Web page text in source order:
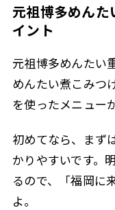
元祖博多めん
イント
元祖博多めんたい
めんたい煮こみつ
を使ったメニュー
初めてなら、まず
かりやすいです。
るので、「福岡に
よ。